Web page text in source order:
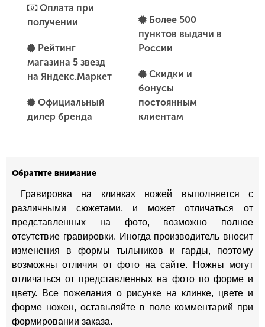
Оплата при
получении
Рейтинг
магазина 5 звезд
на Яндекс.Маркет
Официальный
дилер бренда
Более 500
пунктов выдачи в
России
Скидки и
бонусы
постоянным
клиентам
Обратите внимание
Гравировка на клинках ножей выполняется с
различными сюжетами, и может отличаться от
представленных на фото, возможно полное
отсутствие гравировки. Иногда производитель вносит
изменения в формы тыльников и гарды, поэтому
возможны отличия от фото на сайте. Ножны могут
отличаться от представленных на фото по форме и
цвету. Все пожелания о рисунке на клинке, цвете и
форме ножен, оставьляйте в поле комментарий при
формировании заказа.